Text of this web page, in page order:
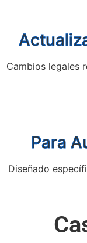
Cambios legales
Para
Diseñado